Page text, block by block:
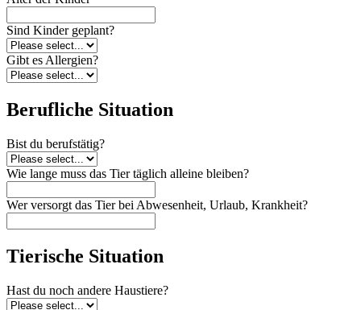
Sind Kinder geplant?
Gibt es Allergien?
Berufliche Situation
Bist du berufstätig?
Wie lange muss das Tier täglich alleine bleiben?
Wer versorgt das Tier bei Abwesenheit, Urlaub, Krankheit?
Tierische Situation
Hast du noch andere Haustiere?